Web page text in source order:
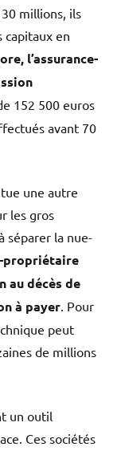
millions, ils
en
l’assurance-
152 500 euros
avant 70
une autre
les gros
séparer la nue-
propriétaire
décès de
à payer . Pour
peut
de millions
un outil
Ces sociétés